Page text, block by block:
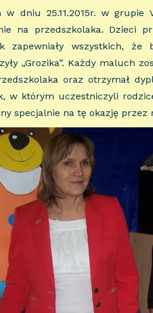
w dniu 25.11.2015r. w grupie
na przedszkolaka. Dzieci
zapewniały wszystkich, że
„Grozika”. Każdy maluch
oraz otrzymał
w którym uczestniczyli
specjalnie na tę okazję przez